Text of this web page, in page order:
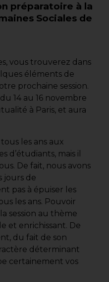
préparatoire à la
Sociales de
vous trouverez dans
éléments de
prochaine session.
14 au 16 novembre
à Paris, et aura
les ans aux
d’étudiants, mais il
De fait, nous avons
jours de
pas à épuiser les
les ans. Pouvoir
session au thème
et enrichissant. De
du fait de son
déterminant
certainement vos